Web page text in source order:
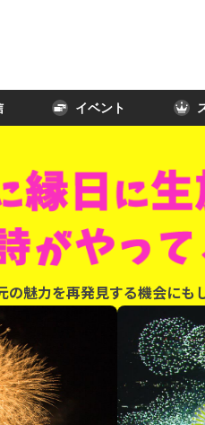
イベント
魅力を再発見する機会にも